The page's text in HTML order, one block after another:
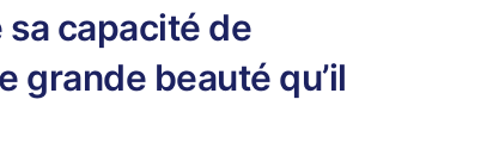
capacité de
grande beauté qu’il